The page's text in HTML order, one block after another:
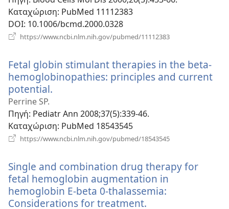
Καταχώριση‎: PubMed 11112383
DOI‎: 10.1006/bcmd.2000.0328
https://www.ncbi.nlm.nih.gov/pubmed/11112383
Fetal globin stimulant therapies in the beta-
hemoglobinopathies: principles and current
potential.
παράθυρο)
Perrine SP.
Πηγή‎: Pediatr Ann 2008;37(5):339-46.
Καταχώριση‎: PubMed 18543545
https://www.ncbi.nlm.nih.gov/pubmed/18543545
Single and combination drug therapy for
fetal hemoglobin augmentation in
hemoglobin E-beta 0-thalassemia:
Considerations for treatment.